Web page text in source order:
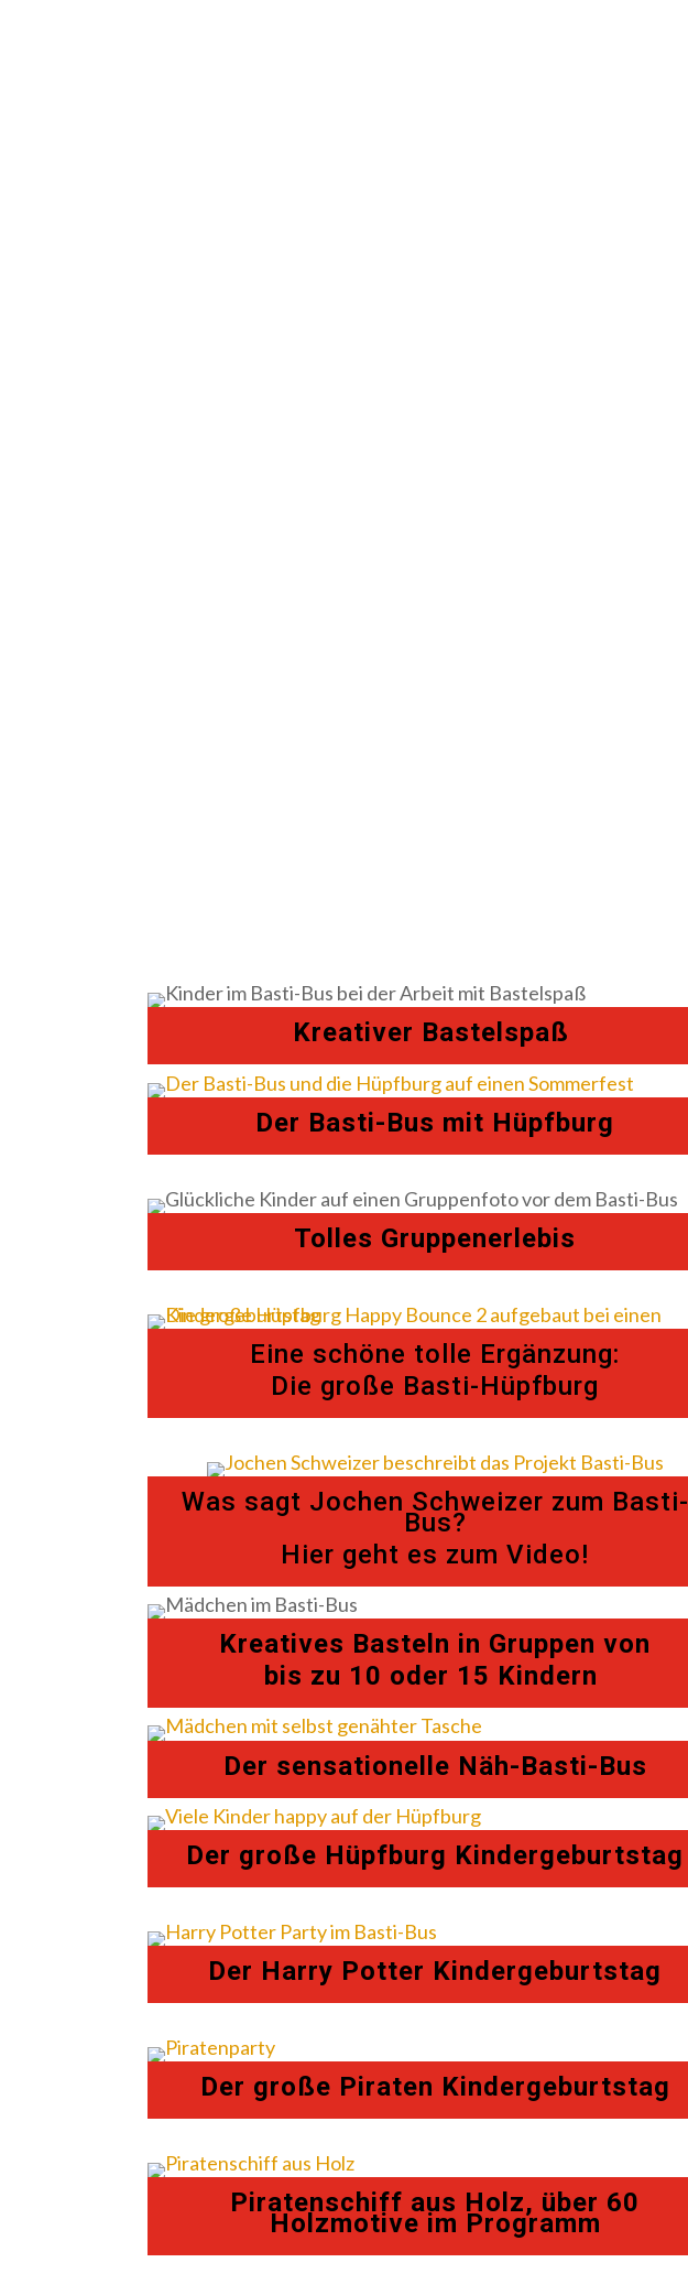
Kreativer Bastelspaß
Der Basti-Bus mit Hüpfburg
Tolles Gruppenerlebis
Eine schöne tolle Ergänzung:
Die große Basti-Hüpfburg
Was sagt Jochen Schweizer zum Basti-
Bus?
Hier geht es zum Video!
Kreatives Basteln in Gruppen von
bis zu 10 oder 15 Kindern
Der sensationelle Näh-Basti-Bus
Der große Hüpfburg Kindergeburtstag
Der Harry Potter Kindergeburtstag
Der große Piraten Kindergeburtstag
Piratenschiff aus Holz, über 60
Holzmotive im Programm